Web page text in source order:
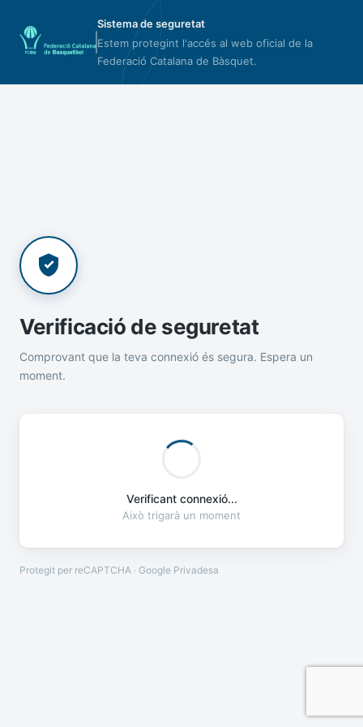
Sistema de seguretat
Estem protegint l'accés al web oficial de la
Federació Catalana de Bàsquet.
Verificació de seguretat
Comprovant que la teva connexió és segura. Espera un
moment.
Verificant connexió...
Això trigarà un moment
Protegit per reCAPTCHA · Google Privadesa